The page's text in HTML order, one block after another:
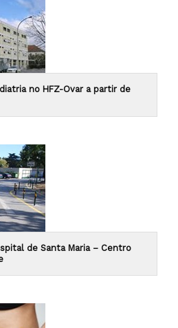
no HFZ-Ovar a partir de
de Santa Maria – Centro